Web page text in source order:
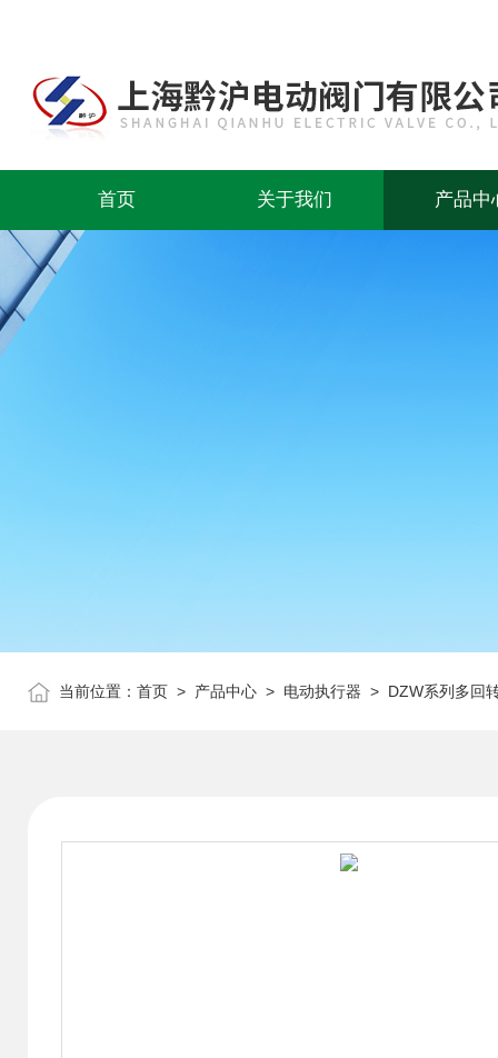
首页 关于我们 产品中
当前位置： 首页 > 产品中心 > 电动执行器 > DZW系列多回